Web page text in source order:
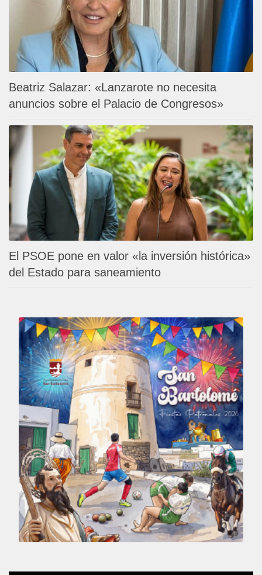
Beatriz Salazar: «Lanzarote no necesita
anuncios sobre el Palacio de Congresos»
El PSOE pone en valor «la inversión histórica»
del Estado para saneamiento